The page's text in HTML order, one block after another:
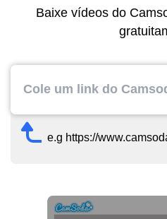
Baixe vídeos do
e.g https://